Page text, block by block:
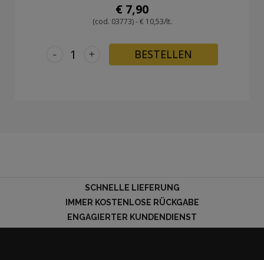
€ 7,90
(cod. 03773) - € 10,53/lt.
+
- BESTELLEN
SCHNELLE LIEFERUNG
IMMER KOSTENLOSE RÜCKGABE
ENGAGIERTER KUNDENDIENST